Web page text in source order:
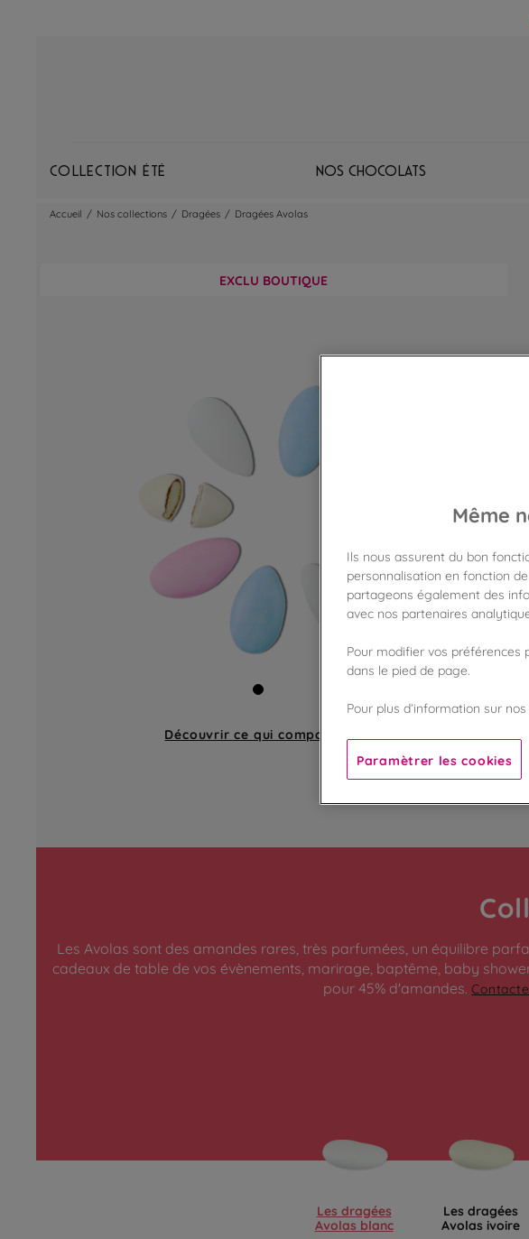
Collection Été Nos chocolats
Accueil / Nos collections / Dragées / Dragées Avolas
EXCLU BOUTIQUE
Découvrir ce qui compose
Les Avolas sont des amandes rares, très parfumées, un équilibre
cadeaux de table de vos évènements, marirage, baptême, baby
pour 45% d'amandes.
Les dragées
Avolas blanc
Les dragées
Avolas ivoire
Même
Ils nous assurent du bon
personnalisation en fonction
partageons également des
avec nos partenaires
Pour modifier vos préférences
dans le pied de page.
Pour plus d’information sur
Paramètrer les cookies